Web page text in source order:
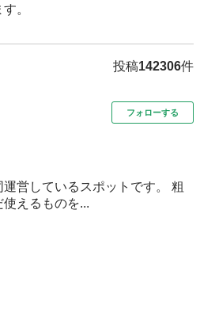
。
投稿142306件
フォローする
営しているスポットです。 粗
えるものを...